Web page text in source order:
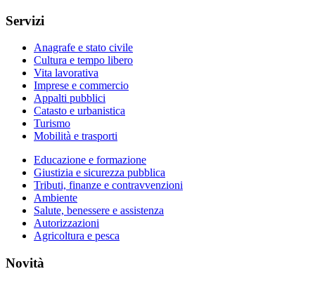
Servizi
Anagrafe e stato civile
Cultura e tempo libero
Vita lavorativa
Imprese e commercio
Appalti pubblici
Catasto e urbanistica
Turismo
Mobilità e trasporti
Educazione e formazione
Giustizia e sicurezza pubblica
Tributi, finanze e contravvenzioni
Ambiente
Salute, benessere e assistenza
Autorizzazioni
Agricoltura e pesca
Novità